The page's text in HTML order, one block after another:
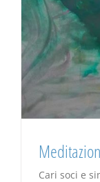
Cari soci e